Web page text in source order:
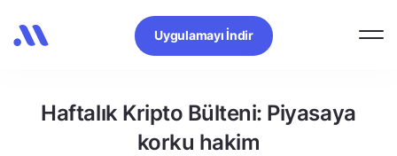
Uygulamayı İndir
Haftalık Kripto Bülteni: Piyasaya
korku hakim